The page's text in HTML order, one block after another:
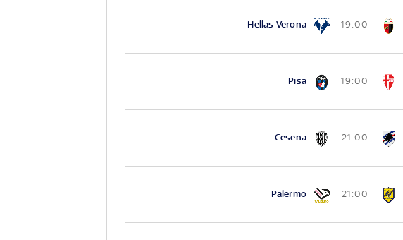
Hellas Verona 19:00
Pisa 19:00
Cesena 21:00
Palermo 21:00